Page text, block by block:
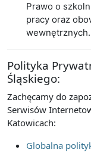
Prawo o
pracy oraz
wewnętrznych.
Polityka
Śląskiego:
Zachęcamy do
Serwisów
Katowicach:
Globalna